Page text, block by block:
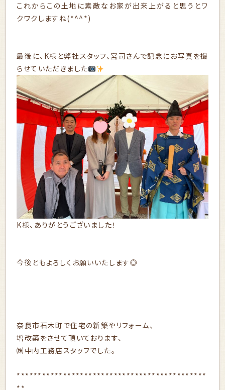
これからこの土地に素敵なお家が出来上がると思うとワ
クワクしますね(*^^*)
最後に、K様と弊社スタッフ、宮司さんで記念にお写真を撮
らせていただきました
K様、ありがとうございました！
今後ともよろしくお願いいたします◎
奈良市石木町で住宅の新築やリフォーム、
増改築をさせて頂いております、
㈱中内工務店スタッフでした。
*********************************************